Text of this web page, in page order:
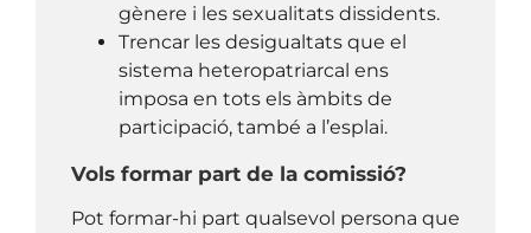
gènere i les sexualitats dissidents.
Trencar les desigualtats que el
sistema heteropatriarcal ens
imposa en tots els àmbits de
participació, també a l’esplai.
Vols formar part de la comissió?
Pot formar-hi part qualsevol persona que